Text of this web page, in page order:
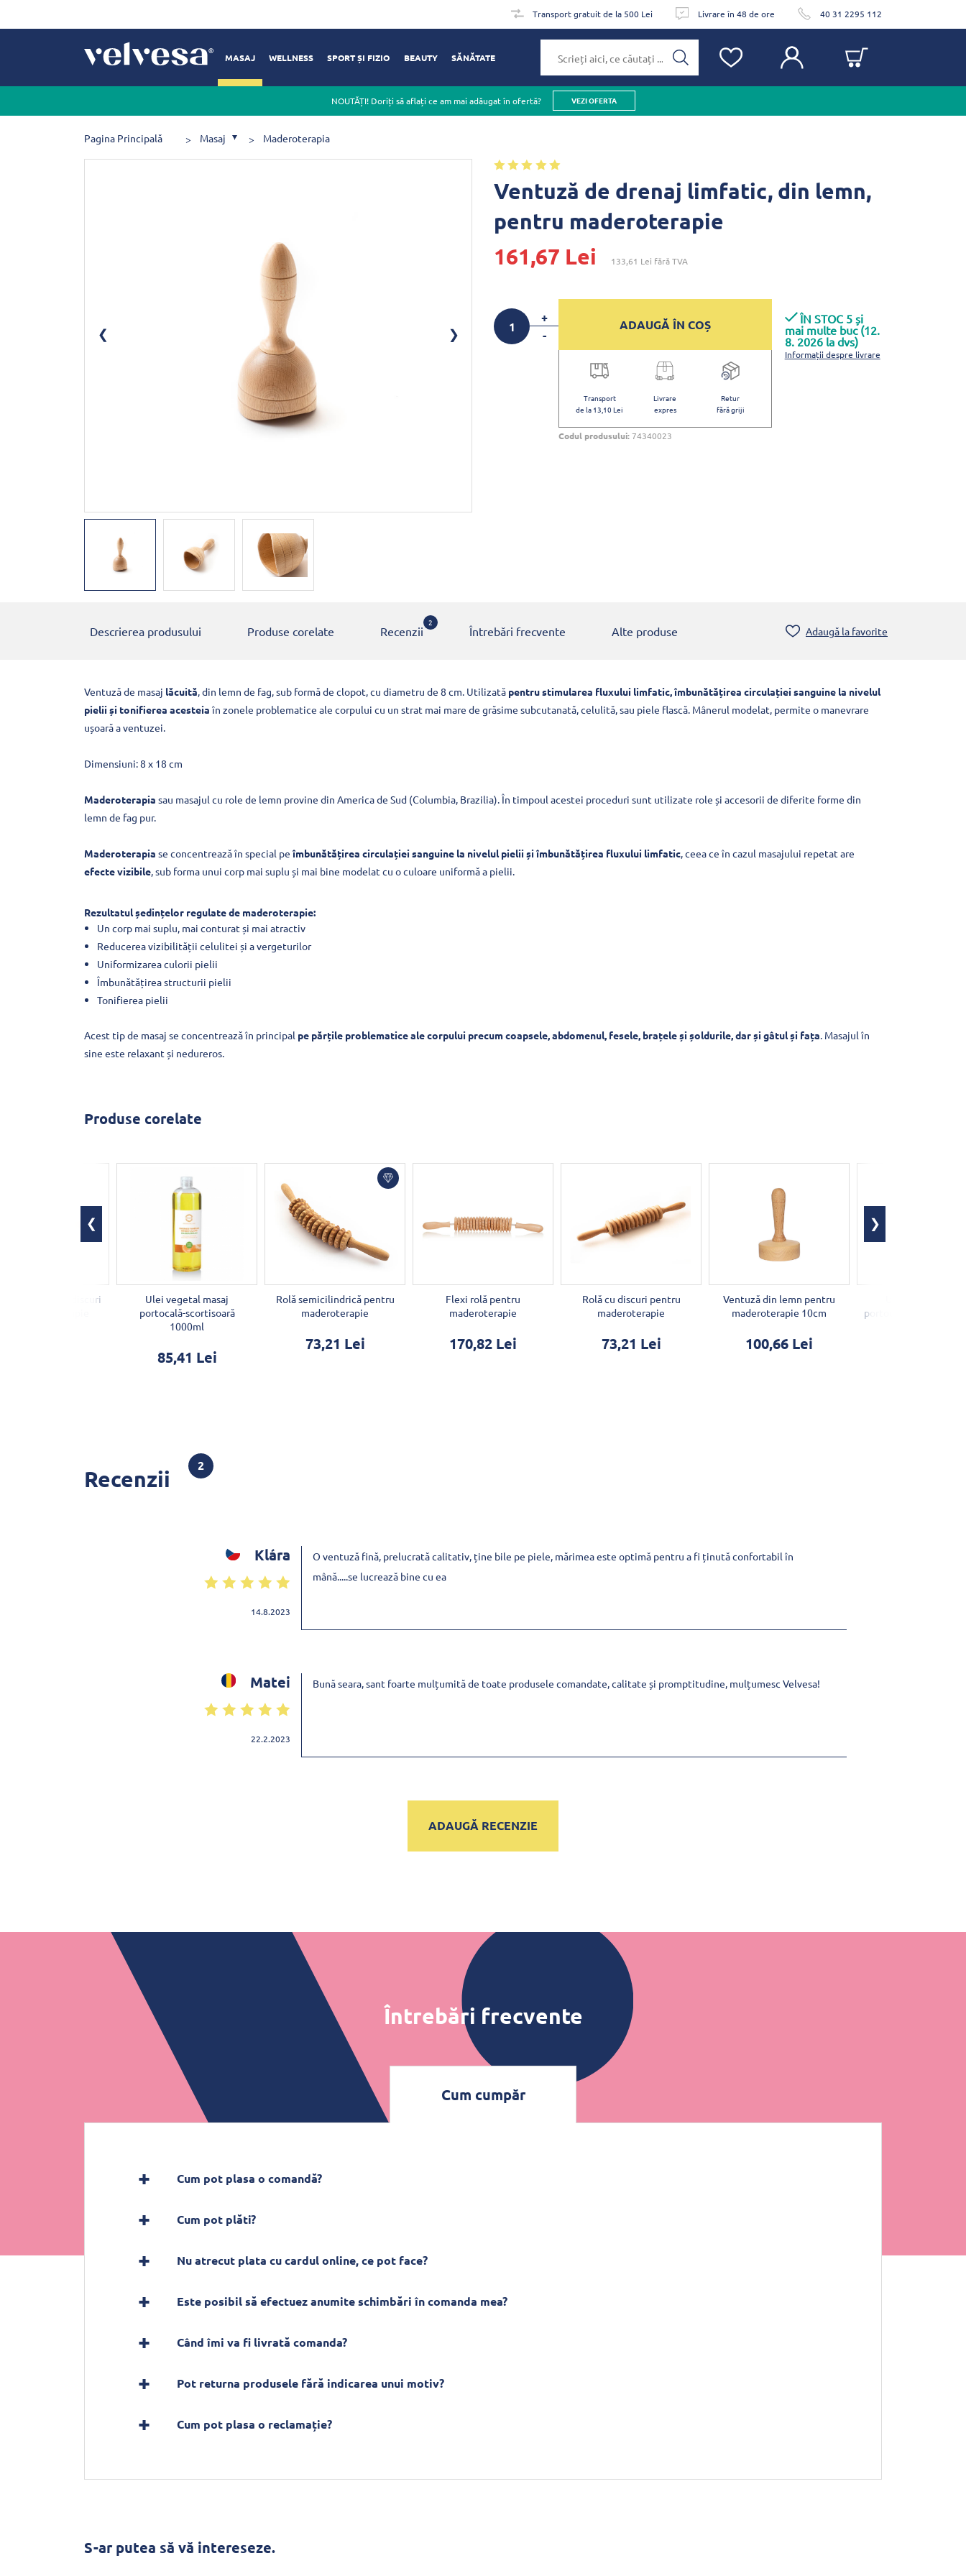
Transport gratuit de la 500 Lei Livrare în 48 de ore 40 31 2295 112
MASAJ WELLNESS SPORT ȘI FIZIO BEAUTY SĂNĂTATE
NOUTĂȚI! Doriți să aflați ce am mai adăugat în ofertă? VEZI OFERTA
Pagina Principală Masaj Maderoterapia
Ventuză de drenaj limfatic, din lemn,
pentru maderoterapie
161,67 Lei
133,61 Lei fără TVA
+
-
ÎN STOC 5 și
mai multe buc (12.
8. 2026 la dvs)
Informații despre livrare
ADAUGĂ ÎN COȘ
Transport
de la 13,10 Lei
Livrare
expres
Retur
fără griji
Codul produsului:74340023
Descrierea produsului Produse corelate Recenzii
2
Întrebări frecvente Alte produse Adaugă la favorite
Ventuză de masaj lăcuită, din lemn de fag, sub formă de clopot, cu diametru de 8 cm. Utilizată pentru stimularea fluxului limfatic, îmbunătățirea circulației sanguine la nivelul
pielii și tonifierea acesteia în zonele problematice ale corpului cu un strat mai mare de grăsime subcutanată, celulită, sau piele flască. Mânerul modelat, permite o manevrare
ușoară a ventuzei.
Dimensiuni: 8 x 18 cm
Maderoterapia sau masajul cu role de lemn provine din America de Sud (Columbia, Brazilia). În timpoul acestei proceduri sunt utilizate role și accesorii de diferite forme din
lemn de fag pur.
Maderoterapia se concentrează în special pe îmbunătățirea circulației sanguine la nivelul pielii și îmbunătățirea fluxului limfatic, ceea ce în cazul masajului repetat are
efecte vizibile, sub forma unui corp mai suplu și mai bine modelat cu o culoare uniformă a pielii.
Rezultatul ședințelor regulate de maderoterapie:
Un corp mai suplu, mai conturat și mai atractiv
Reducerea vizibilității celulitei și a vergeturilor
Uniformizarea culorii pielii
Îmbunătățirea structurii pielii
Tonifierea pielii
Acest tip de masaj se concentrează în principal pe părțile problematice ale corpului precum coapsele, abdomenul, fesele, brațele și șoldurile, dar și gâtul și fața. Masajul în
sine este relaxant și nedureros.
Produse corelate
cu discuri
Ulei vegetal masaj
portocală-scortisoară
1000ml
85,41 Lei
Rolă semicilindrică pentru
maderoterapie
73,21 Lei
Flexi rolă pentru
maderoterapie
170,82 Lei
Rolă cu discuri pentru
maderoterapie
73,21 Lei
Ventuză din lemn pentru
maderoterapie 10cm
100,66 Lei
portocală-scortisoară
Recenzii 2
Klára
14.8.2023
O ventuză fină, prelucrată calitativ, ține bile pe piele, mărimea este optimă pentru a fi ținută confortabil în
mână.....se lucrează bine cu ea
Matei
22.2.2023
Bună seara, sant foarte mulțumită de toate produsele comandate, calitate și promptitudine, mulțumesc Velvesa!
ADAUGĂ RECENZIE
Întrebări frecvente
Cum cumpăr
Cum pot plasa o comandă?
Cum pot plăti?
Nu atrecut plata cu cardul online, ce pot face?
Este posibil să efectuez anumite schimbări în comanda mea?
Când îmi va fi livrată comanda?
Pot returna produsele fără indicarea unui motiv?
Cum pot plasa o reclamație?
S-ar putea să vă intereseze.